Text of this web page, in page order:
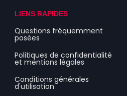
LIENS RAPIDES
Questions fréquemment
posées
Politiques de confidentialité
et mentions légales
Conditions générales
d'utilisation